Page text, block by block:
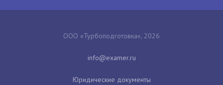
ООО «Турбоподготовка», 2026
Юридические документы